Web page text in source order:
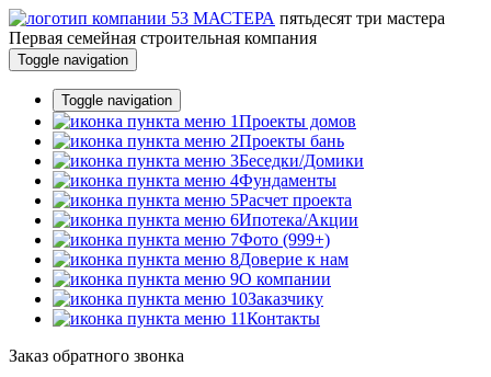
пятьдесят три мастера
Первая семейная строительная компания
Toggle navigation
Toggle navigation
Проекты домов
Проекты бань
Беседки/Домики
Фундаменты
Расчет проекта
Ипотека/Акции
Фото (999+)
Доверие к нам
О компании
Заказчику
Контакты
Заказ обратного звонка